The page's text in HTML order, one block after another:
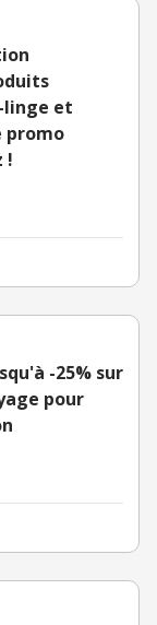
linge et
promo
!
-25% sur
pour